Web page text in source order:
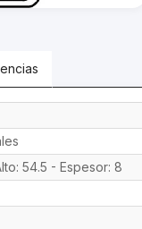
54.5 - Espesor: 8